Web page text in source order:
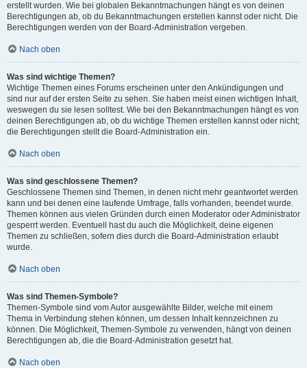
erstellt wurden. Wie bei globalen Bekanntmachungen hängt es von deinen
Berechtigungen ab, ob du Bekanntmachungen erstellen kannst oder nicht. Die
Berechtigungen werden von der Board-Administration vergeben.
Nach oben
Was sind wichtige Themen?
Wichtige Themen eines Forums erscheinen unter den Ankündigungen und
sind nur auf der ersten Seite zu sehen. Sie haben meist einen wichtigen Inhalt,
weswegen du sie lesen solltest. Wie bei den Bekanntmachungen hängt es von
deinen Berechtigungen ab, ob du wichtige Themen erstellen kannst oder nicht;
die Berechtigungen stellt die Board-Administration ein.
Nach oben
Was sind geschlossene Themen?
Geschlossene Themen sind Themen, in denen nicht mehr geantwortet werden
kann und bei denen eine laufende Umfrage, falls vorhanden, beendet wurde.
Themen können aus vielen Gründen durch einen Moderator oder Administrator
gesperrt werden. Eventuell hast du auch die Möglichkeit, deine eigenen
Themen zu schließen, sofern dies durch die Board-Administration erlaubt
wurde.
Nach oben
Was sind Themen-Symbole?
Themen-Symbole sind vom Autor ausgewählte Bilder, welche mit einem
Thema in Verbindung stehen können, um dessen Inhalt kennzeichnen zu
können. Die Möglichkeit, Themen-Symbole zu verwenden, hängt von deinen
Berechtigungen ab, die die Board-Administration gesetzt hat.
Nach oben